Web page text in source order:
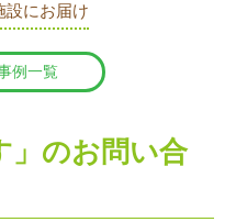
設にお届け
例一覧
」のお問い合